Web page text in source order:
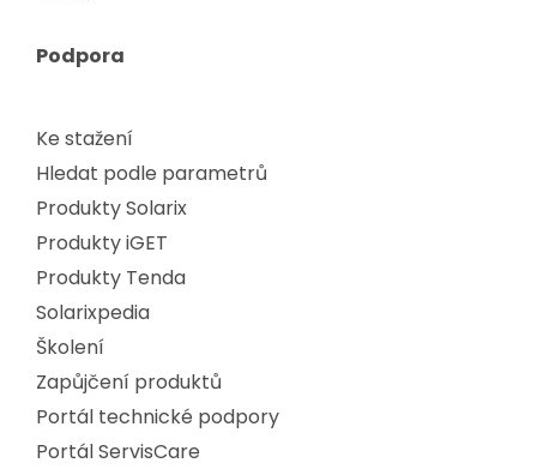
Podpora
Ke stažení
Hledat podle parametrů
Produkty Solarix
Produkty iGET
Produkty Tenda
Solarixpedia
Školení
Zapůjčení produktů
Portál technické podpory
Portál ServisCare